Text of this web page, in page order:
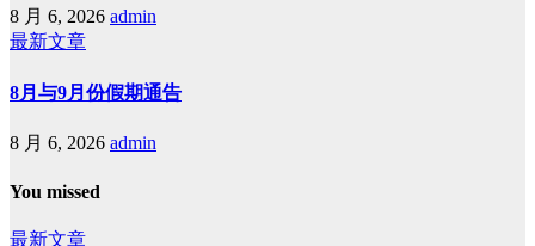
8 月 6, 2026 admin
最新文章
8月与9月份假期通告
8 月 6, 2026 admin
You missed
最新文章